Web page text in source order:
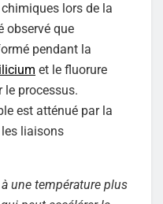
lors de la
observé que
pendant la
et le fluorure
le processus.
est atténué par la
liaisons
une température plus